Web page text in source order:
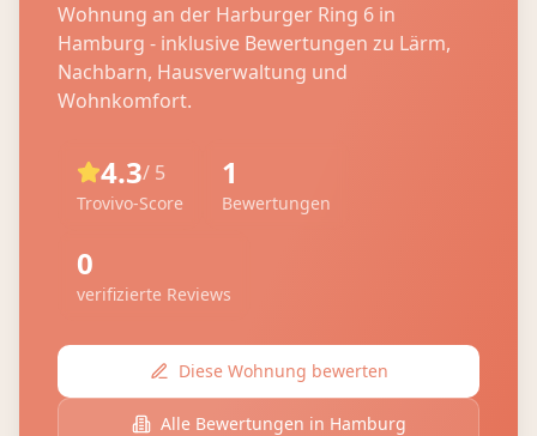
Wohnung an der Harburger Ring 6 in
Hamburg - inklusive Bewertungen zu Lärm,
Nachbarn, Hausverwaltung und
Wohnkomfort.
4.3/ 5
Trovivo-Score
1
Bewertungen
0
verifizierte Reviews
Diese Wohnung bewerten
Alle Bewertungen in Hamburg